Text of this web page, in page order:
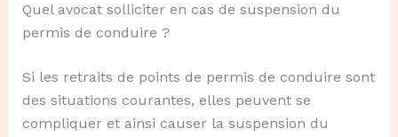
Quel avocat solliciter en cas de suspension du
permis de conduire ?
Si les retraits de points de permis de conduire sont
des situations courantes, elles peuvent se
compliquer et ainsi causer la suspension du